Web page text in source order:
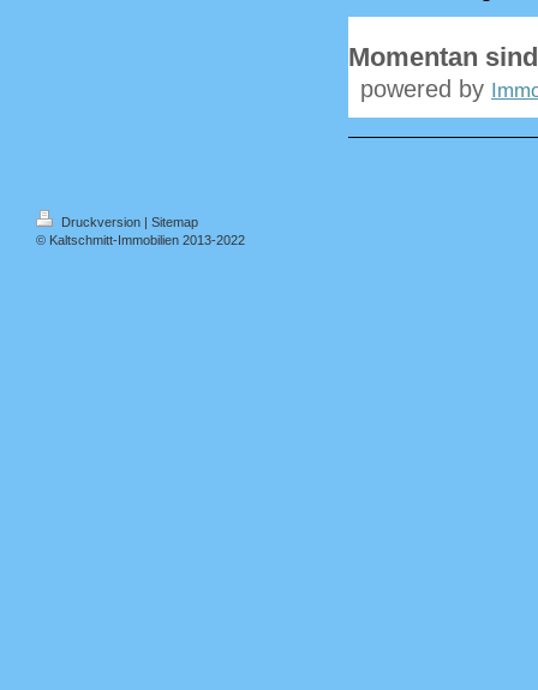
Momentan
powered by
Druckversion | Sitemap
© Kaltschmitt-Immobilien 2013-2022